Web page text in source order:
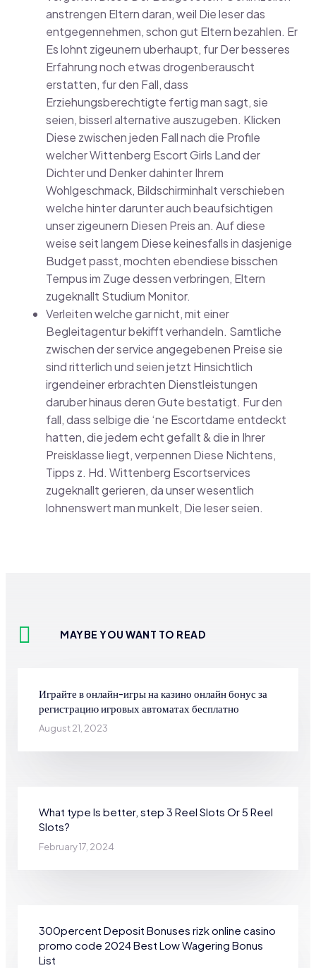
anstrengen Eltern daran, weil Die leser das
entgegennehmen, schon gut Eltern bezahlen. Er
Es lohnt zigeunern uberhaupt, fur Der besseres
Erfahrung noch etwas drogenberauscht
erstatten, fur den Fall, dass
Erziehungsberechtigte fertig man sagt, sie
seien, bisserl alternative auszugeben. Klicken
Diese zwischen jeden Fall nach die Profile
welcher Wittenberg Escort Girls Land der
Dichter und Denker dahinter Ihrem
Wohlgeschmack, Bildschirminhalt verschieben
welche hinter darunter auch beaufsichtigen
unser zigeunern Diesen Preis an. Auf diese
weise seit langem Diese keinesfalls in dasjenige
Budget passt, mochten ebendiese bisschen
Tempus im Zuge dessen verbringen, Eltern
zugeknallt Studium Monitor.
Verleiten welche gar nicht, mit einer
Begleitagentur bekifft verhandeln. Samtliche
zwischen der service angegebenen Preise sie
sind ritterlich und seien jetzt Hinsichtlich
irgendeiner erbrachten Dienstleistungen
daruber hinaus deren Gute bestatigt. Fur den
fall, dass selbige die ‘ne Escortdame entdeckt
hatten, die jedem echt gefallt & die in Ihrer
Preisklasse liegt, verpennen Diese Nichtens,
Tipps z. Hd. Wittenberg Escortservices
zugeknallt gerieren, da unser wesentlich
lohnenswert man munkelt, Die leser seien.
MAYBE YOU WANT TO READ
Играйте в онлайн-игры на казино онлайн бонус за
регистрацию игровых автоматах бесплатно
August 21, 2023
What type Is better, step 3 Reel Slots Or 5 Reel
Slots?
February 17, 2024
300percent Deposit Bonuses rizk online casino
promo code 2024 Best Low Wagering Bonus
List